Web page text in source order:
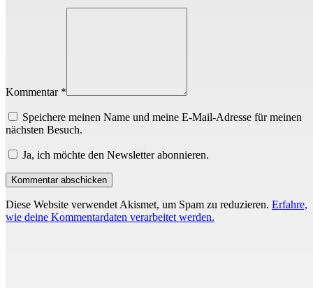
Kommentar *
Speichere meinen Name und meine E-Mail-Adresse für meinen
nächsten Besuch.
Ja, ich möchte den Newsletter abonnieren.
Diese Website verwendet Akismet, um Spam zu reduzieren. Erfahre,
wie deine Kommentardaten verarbeitet werden.